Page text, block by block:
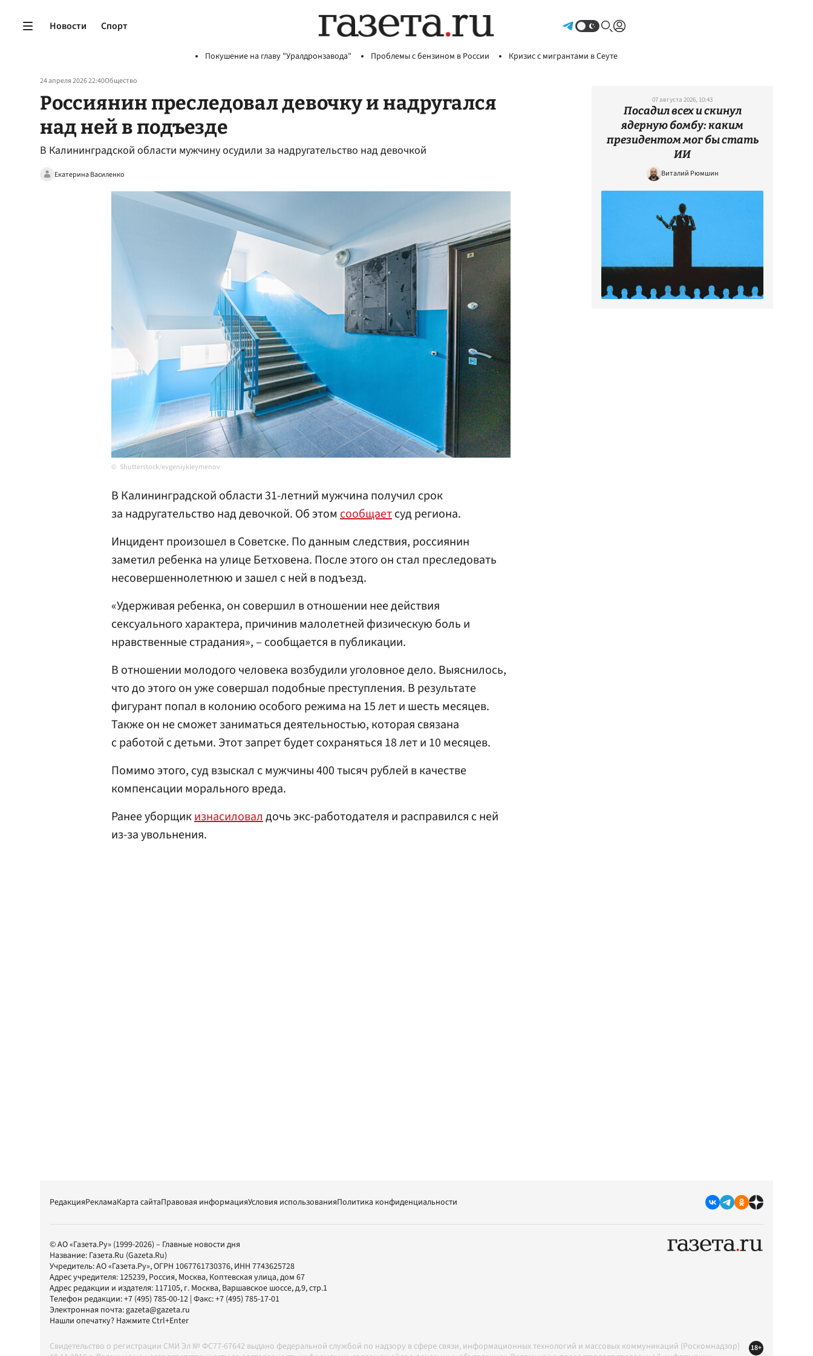
Новости Спорт
Покушение на главу "Уралдронзавода" Проблемы с бензином в России Кризис с мигрантами в Сеуте
24 апреля 2026 22:40Общество
Россиянин преследовал девочку и надругался
над ней в подъезде
В Калининградской области мужчину осудили за надругательство над девочкой
Екатерина Василенко
Shutterstock/evgeniykleymenov
В Калининградской области 31-летний мужчина получил срок
за надругательство над девочкой. Об этом сообщаетсуд региона.
Инцидент произошел в Советске. По данным следствия, россиянин
заметил ребенка на улице Бетховена. После этого он стал преследовать
несовершеннолетнюю и зашел с ней в подъезд.
«Удерживая ребенка, он совершил в отношении нее действия
сексуального характера, причинив малолетней физическую боль и
нравственные страдания», – сообщается в публикации.
В отношении молодого человека возбудили уголовное дело. Выяснилось,
что до этого он уже совершал подобные преступления. В результате
фигурант попал в колонию особого режима на 15 лет и шесть месяцев.
Также он не сможет заниматься деятельностью, которая связана
с работой с детьми. Этот запрет будет сохраняться 18 лет и 10 месяцев.
Помимо этого, суд взыскал с мужчины 400 тысяч рублей в качестве
компенсации морального вреда.
Ранее уборщикизнасиловалдочь экс-работодателя и расправился с ней
из-за увольнения.
07 августа 2026, 10:43
Посадил всех и скинул
ядерную бомбу: каким
президентом мог бы стать
ИИ
Виталий Рюмшин
РедакцияРекламаКарта сайтаПравовая информацияУсловия использованияПолитика конфиденциальности
© АО «Газета.Ру» (1999-2026) – Главные новости дня
Название: Газета.Ru (Gazeta.Ru)
Учредитель:АО «Газета.Ру», ОГРН 1067761730376, ИНН 7743625728
Адрес учредителя: 125239, Россия, Москва, Коптевская улица, дом 67
Адрес редакции и издателя: 117105, г. Москва, Варшавское шоссе, д.9, стр.1
Телефон редакции:+7 (495) 785-00-12 | Факс:+7 (495) 785-17-01
Электронная почта:gazeta@gazeta.ru
Нашли опечатку? Нажмите Ctrl+Enter
Свидетельство о регистрации СМИ Эл № ФС77-67642 выдано федеральной службой по надзору в сфере связи, информационных технологий и массовых коммуникаций (Роскомнадзор)
18+